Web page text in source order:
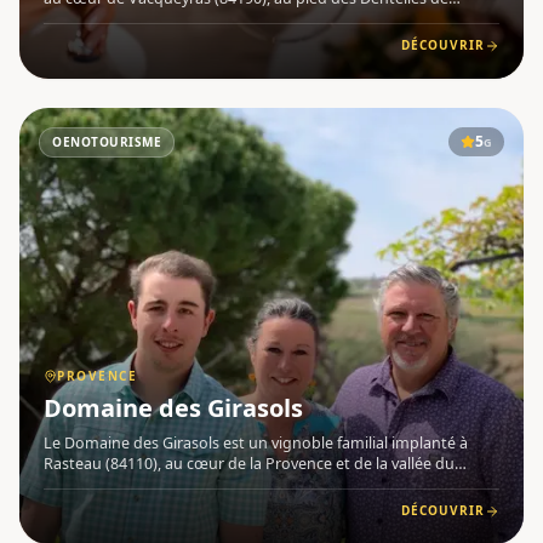
Montmirail , dans le Vaucluse en Provence . Le vignoble ,
exposé plein sud et abrité du mistral, bénéficie de trois
appellati
DÉCOUVRIR
OENOTOURISME 5G
PROVENCE
Domaine des Girasols
Le Domaine des Girasols est un vignoble familial implanté à
Rasteau (84110), au cœur de la Provence et de la vallée du
Rhône. Perché au pied du village médiéval, ce domaine de 15
hectares d'un seul tenant offre une vue exceptionnelle sur le
DÉCOUVRIR